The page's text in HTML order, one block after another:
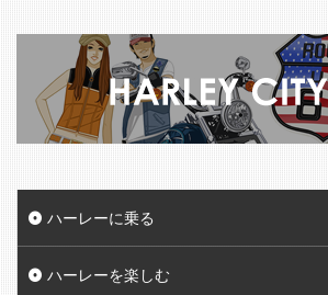
ハーレーに乗る
ハーレーを楽しむ